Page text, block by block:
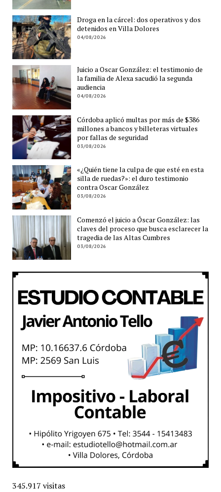
Droga en la cárcel: dos operativos y dos
detenidos en Villa Dolores
04/08/2026
Juicio a Oscar González: el testimonio de
la familia de Alexa sacudió la segunda
audiencia
04/08/2026
Córdoba aplicó multas por más de $386
millones a bancos y billeteras virtuales
por fallas de seguridad
03/08/2026
«¿Quién tiene la culpa de que esté en esta
silla de ruedas?»: el duro testimonio
contra Oscar González
03/08/2026
Comenzó el juicio a Óscar González: las
claves del proceso que busca esclarecer la
tragedia de las Altas Cumbres
03/08/2026
345.917 visitas